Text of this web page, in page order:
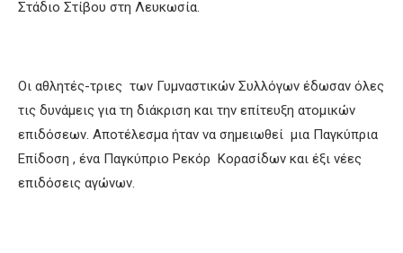
Στάδιο Στίβου στη Λευκωσία.
Οι αθλητές-τριες των Γυμναστικών Συλλόγων έδωσαν όλες
τις δυνάμεις για τη διάκριση και την επίτευξη ατομικών
επιδόσεων. Αποτέλεσμα ήταν να σημειωθεί μια Παγκύπρια
Επίδοση , ένα Παγκύπριο Ρεκόρ Κορασίδων και έξι νέες
επιδόσεις αγώνων.